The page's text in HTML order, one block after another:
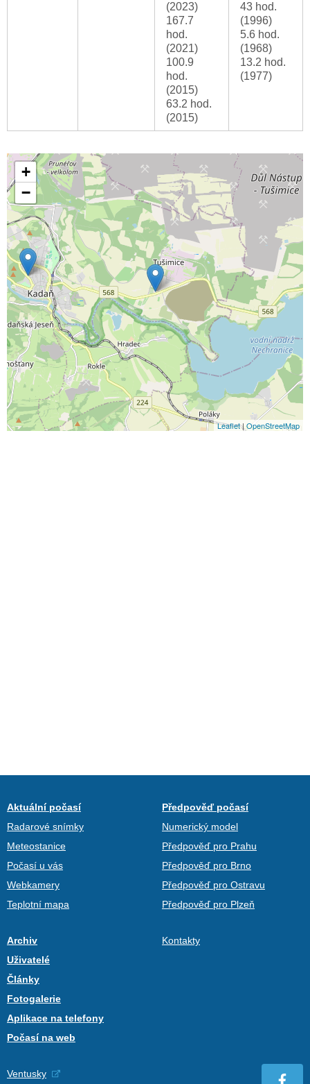
(2023)
167.7
hod.
(2021)
100.9
hod.
(2015)
63.2 hod.
(2015)
43 hod.
(1996)
5.6 hod.
(1968)
13.2 hod.
(1977)
+
−
Leaflet|OpenStreetMap
Aktuální počasí
Radarové snímky
Meteostanice
Počasí u vás
Webkamery
Teplotní mapa
Předpověď počasí
Numerický model
Předpověď pro Prahu
Předpověď pro Brno
Předpověď pro Ostravu
Předpověď pro Plzeň
Archiv
Uživatelé
Články
Fotogalerie
Aplikace na telefony
Počasí na web
Kontakty
Ventusky